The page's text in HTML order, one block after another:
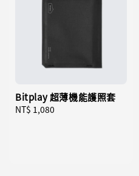
Bitplay 超薄機能護照套
Regular
NT$ 1,080